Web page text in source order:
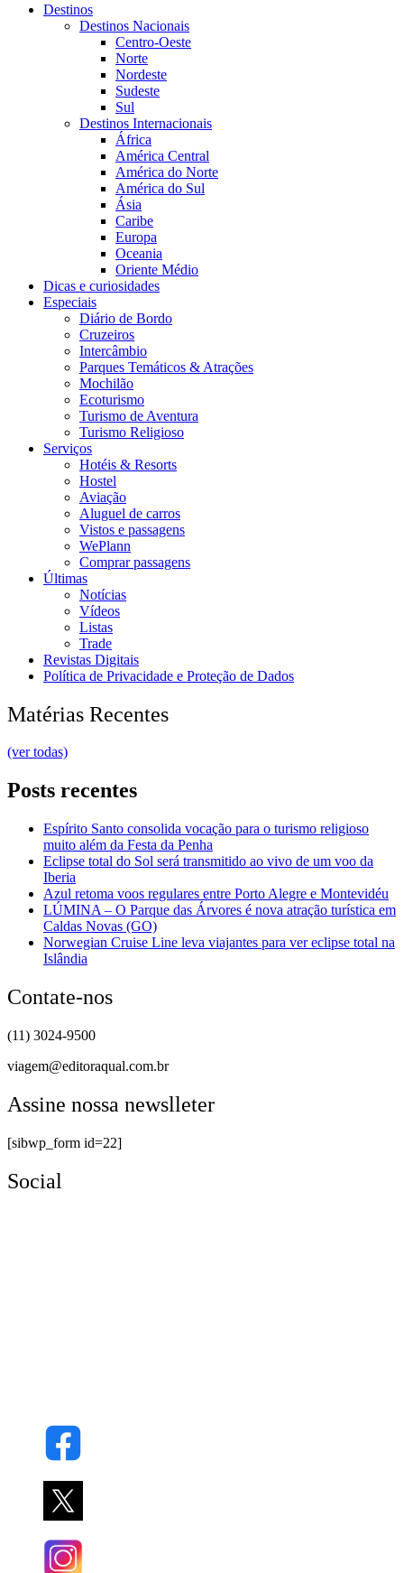
Destinos
Destinos Nacionais
Centro-Oeste
Norte
Nordeste
Sudeste
Sul
Destinos Internacionais
África
América Central
América do Norte
América do Sul
Ásia
Caribe
Europa
Oceania
Oriente Médio
Dicas e curiosidades
Especiais
Diário de Bordo
Cruzeiros
Intercâmbio
Parques Temáticos & Atrações
Mochilão
Ecoturismo
Turismo de Aventura
Turismo Religioso
Serviços
Hotéis & Resorts
Hostel
Aviação
Aluguel de carros
Vistos e passagens
WePlann
Comprar passagens
Últimas
Notícias
Vídeos
Listas
Trade
Revistas Digitais
Política de Privacidade e Proteção de Dados
Matérias Recentes
(ver todas)
Posts recentes
Espírito Santo consolida vocação para o turismo religioso
muito além da Festa da Penha
Eclipse total do Sol será transmitido ao vivo de um voo da
Iberia
Azul retoma voos regulares entre Porto Alegre e Montevidéu
LÚMINA – O Parque das Árvores é nova atração turística em
Caldas Novas (GO)
Norwegian Cruise Line leva viajantes para ver eclipse total na
Islândia
Contate-nos
(11) 3024-9500
viagem@editoraqual.com.br
Assine nossa newslleter
[sibwp_form id=22]
Social